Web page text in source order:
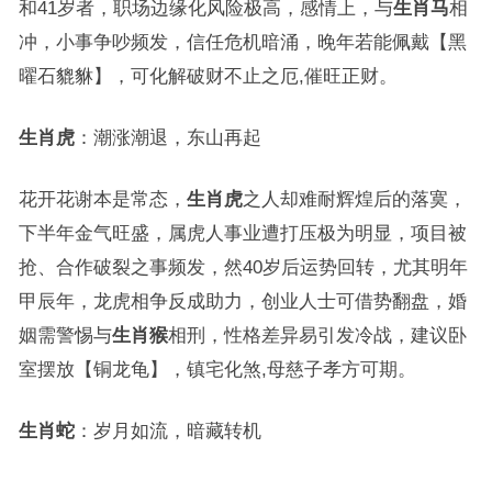
和41岁者，职场边缘化风险极高，感情上，与生肖马相
冲，小事争吵频发，信任危机暗涌，晚年若能佩戴【黑
曜石貔貅】，可化解破财不止之厄,催旺正财。
生肖虎：潮涨潮退，东山再起
花开花谢本是常态， 生肖虎之人却难耐辉煌后的落寞，
下半年金气旺盛，属虎人事业遭打压极为明显，项目被
抢、合作破裂之事频发，然40岁后运势回转，尤其明年
甲辰年，龙虎相争反成助力，创业人士可借势翻盘，婚
姻需警惕与生肖猴相刑，性格差异易引发冷战，建议卧
室摆放【铜龙龟】，镇宅化煞,母慈子孝方可期。
生肖蛇：岁月如流，暗藏转机